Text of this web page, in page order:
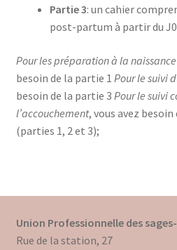
Partie 3: un cahier
post-partum à partir du
Pour les préparation à la
besoin de la partie 1 Pour le suivi
besoin de la partie 3 Pour le suivi
l’accouchement, vous avez
(parties 1, 2 et 3);
Union Professionnelle des
Rue de la station, 27